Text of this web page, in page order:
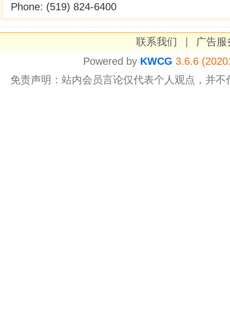
Phone: (519) 824-6400
联系我们
广告服
Powered by KWCG 3.6.6
免责声明：站内会员言论仅代表个人观点，并